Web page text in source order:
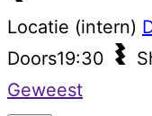
Locatie (intern)
Doors19:30
Geweest